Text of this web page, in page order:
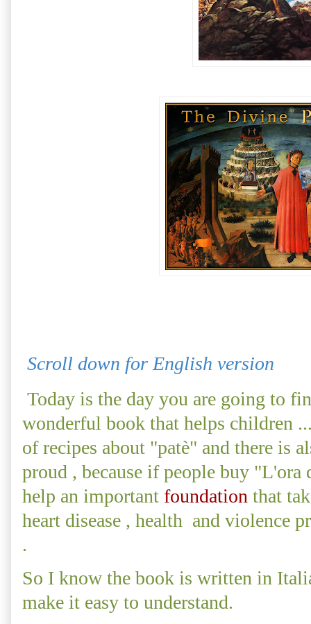
Scroll down for English version
Today is the day you are going to
wonderful book that helps children
of recipes about "patè" and there is
proud , because if people buy "L'ora
help an important foundation that
heart disease , health and violence
.
So I know the book is written in
make it easy to understand.